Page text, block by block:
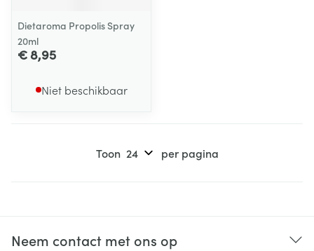
Dietaroma Propolis Spray
20ml
€ 8,95
Niet beschikbaar
Toon per pagina
Neem contact met ons op